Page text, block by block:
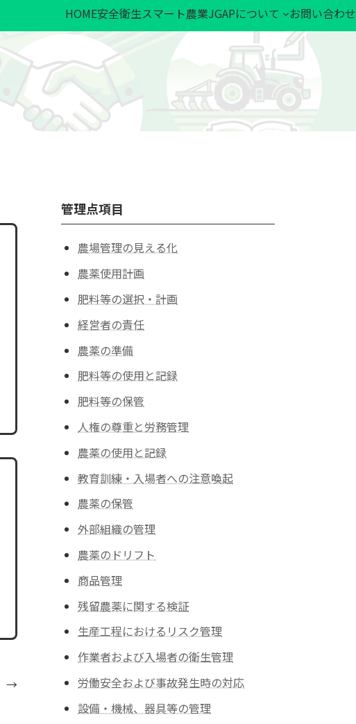
HOME安全衛生スマート農業JGAPについて お問い合わせ
スマート農業JGAPについて お問い合わせ お問い合わせ
→
管理点項目
農場管理の見える化
農薬使用計画
肥料等の選択・計画
経営者の責任
農薬の準備
肥料等の使用と記録
肥料等の保管
人権の尊重と労務管理
農薬の使用と記録
教育訓練・入場者への注意喚起
農薬の保管
外部組織の管理
農薬のドリフト
商品管理
残留農薬に関する検証
生産工程におけるリスク管理
作業者および入場者の衛生管理
労働安全および事故発生時の対応
設備・機械、器具等の管理